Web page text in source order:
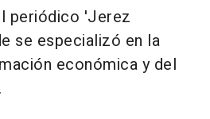
periódico 'Jerez
se especializó en la
económica y del